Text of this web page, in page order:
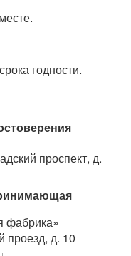
годности.
проспект, д.
фабрика»
проезд, д. 10